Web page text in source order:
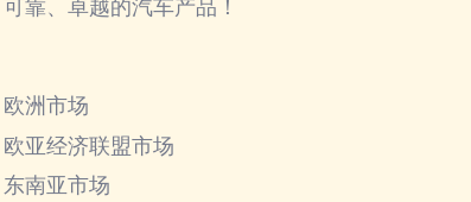
可靠、卓越的汽车产品！
欧洲市场
欧亚经济联盟市场
东南亚市场